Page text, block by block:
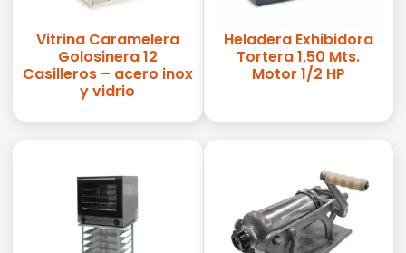
Vitrina Caramelera
Golosinera 12
Casilleros – acero inox
y vidrio
Heladera Exhibidora
Tortera 1,50 Mts.
Motor 1/2 HP